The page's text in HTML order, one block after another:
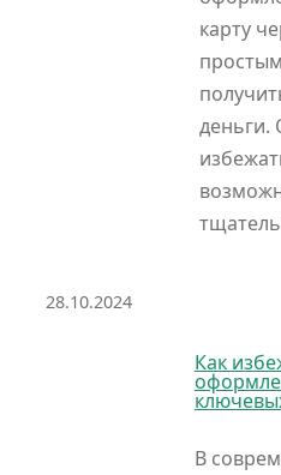
карту
деньги.
28.10.2024
Как
В